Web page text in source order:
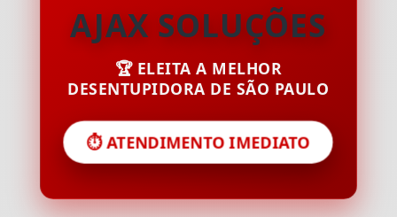
AJAX SOLUÇÕES
🏆 ELEITA A MELHOR
DESENTUPIDORA DE SÃO PAULO
⏱️ ATENDIMENTO IMEDIATO